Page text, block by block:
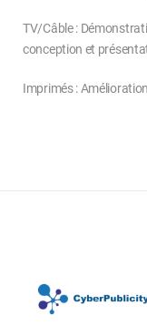
TV/Câble :
conception et
Imprimés :